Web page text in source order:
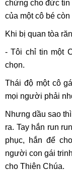
chứng cho đức
của một cô bé
Khi bị quan tòa
- Tôi chỉ tin một
chọn.
Thái độ một cô
mọi người phải
Nhưng dầu sao
ra. Tay hắn run
phục, hắn để
người con gái
cho Thiên Chúa.